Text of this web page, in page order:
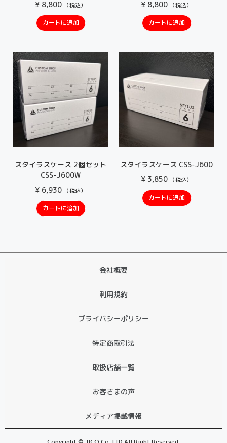
¥ 8,800 （税込）
カートに追加
¥ 8,800 （税込）
カートに追加
スタイラスケース 2個セット
CSS-J600W
¥ 6,930 （税込）
カートに追加
スタイラスケース CSS-J600
¥ 3,850 （税込）
カートに追加
会社概要
利用規約
プライバシーポリシー
特定商取引法
取扱店舗一覧
お客さまの声
メディア掲載情報